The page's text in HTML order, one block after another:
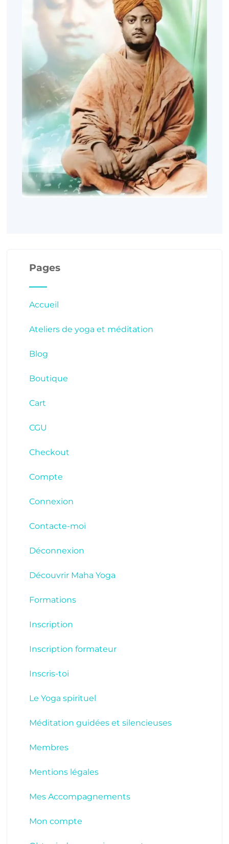
Pages
Accueil
Ateliers de yoga et méditation
Blog
Boutique
Cart
CGU
Checkout
Compte
Connexion
Contacte-moi
Déconnexion
Découvrir Maha Yoga
Formations
Inscription
Inscription formateur
Inscris-toi
Le Yoga spirituel
Méditation guidées et silencieuses
Membres
Mentions légales
Mes Accompagnements
Mon compte